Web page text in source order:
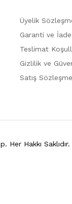
Üyelik
Garanti ve İade
Teslimat
Gizlilik ve
Satış
Her Hakkı Saklıdır.